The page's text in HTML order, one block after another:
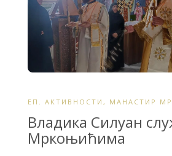
ЕП. АКТИВНОСТИ , МАНАСТИР
Владика Силуан
Мркоњићима